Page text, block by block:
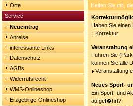
Orte
Service
Neueintrag
Anreise
interessante Links
Datenschutz
AGBs
Widerrufsrecht
WMS-Onlineshop
Erzgebirge-Onlineshop
Helfen Sie mit,
Haben Sie einen
Korrektur
Veranstaltung
Führen Sie
können Sie alle
Veranstaltung
Neues Sport-
Ein Sport- und
aufgef�hrt?